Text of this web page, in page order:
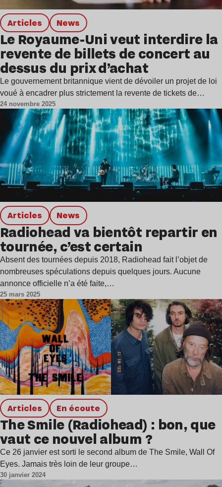
Articles news
Le Royaume-Uni veut interdire la
revente de billets de concert au
dessus du prix d’achat
Le gouvernement britannique vient de dévoiler un projet de loi
voué à encadrer plus strictement la revente de tickets de…
24 novembre 2025
Articles news
Radiohead va bientôt repartir en
tournée, c’est certain
Absent des tournées depuis 2018, Radiohead fait l’objet de
nombreuses spéculations depuis quelques jours. Aucune
annonce officielle n’a été faite,…
25 mars 2025
Articles en écoute
The Smile (Radiohead) : bon, que
vaut ce nouvel album ?
Ce 26 janvier est sorti le second album de The Smile, Wall Of
Eyes. Jamais très loin de leur groupe…
30 janvier 2024